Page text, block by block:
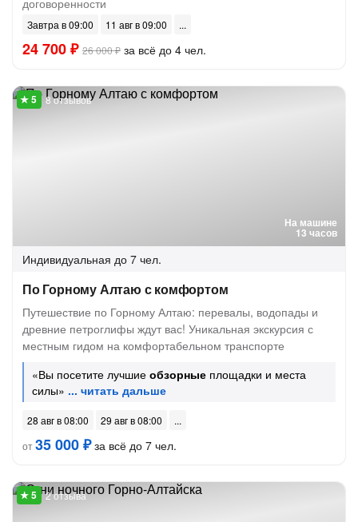
договоренности
Завтра в 09:00 11 авг в 09:00
24 700 ₽ 26 000 ₽ за всё до 4 чел.
На машине
13 часов
8 отзывов
Индивидуальная до 7 чел.
По Горному Алтаю с комфортом
Путешествие по Горному Алтаю: перевалы, водопады и
древние петроглифы ждут вас! Уникальная экскурсия с
местным гидом на комфортабельном транспорте
«Вы посетите лучшие обзорные площадки и места
силы»
28 авг в 08:00
29 авг в 08:00
от35 000 ₽за всё до 7 чел.
2 отзыва